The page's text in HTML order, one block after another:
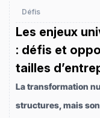
Défis
Les enjeux
: défis et
tailles
La transformation
structures, mais